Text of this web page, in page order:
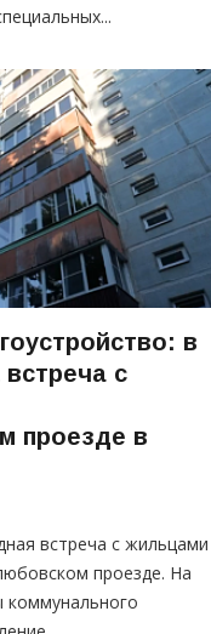
в
с
проезде в
встреча с жильцами
проезде. На